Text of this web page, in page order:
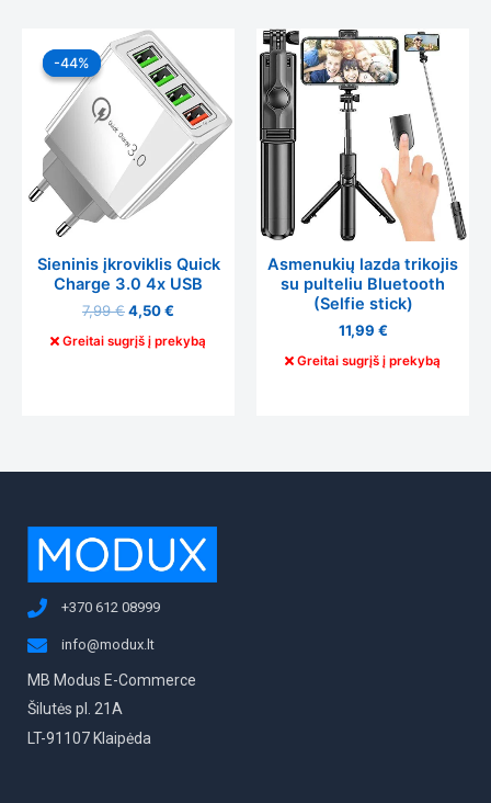
-44%
-44%
Sieninis įkroviklis Quick
Charge 3.0 4x USB
7,99€
Original
price
was:
7,99 €.
4,50€
price
is:
4,50 €.
Greitai sugrįš į prekybą
Asmenukių lazda trikojis
su pulteliu Bluetooth
(Selfie stick)
11,99 €
Greitai sugrįš į prekybą
+370 612 08999
info@modux.lt
MB Modus E-Commerce
Šilutės pl. 21A
LT-91107 Klaipėda